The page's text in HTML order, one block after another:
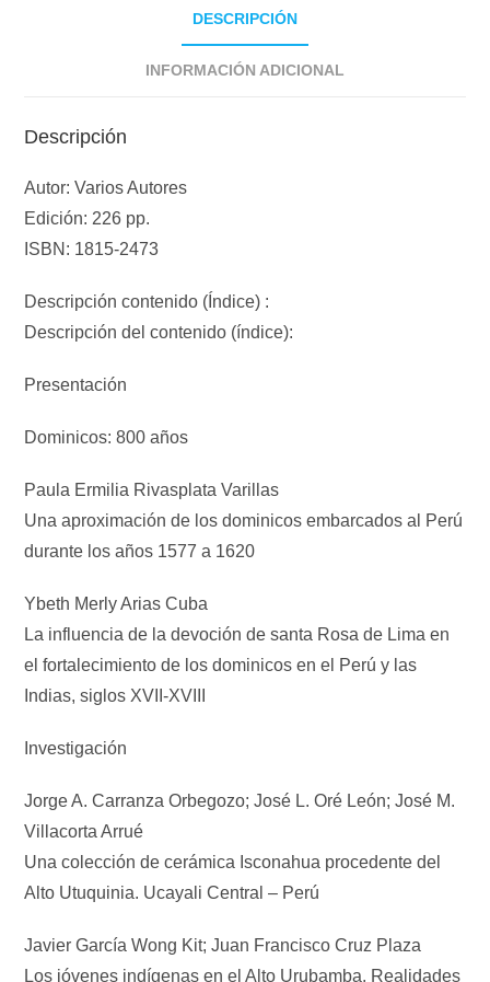
DESCRIPCIÓN
INFORMACIÓN ADICIONAL
Descripción
Autor: Varios Autores
Edición: 226 pp.
ISBN: 1815-2473
Descripción contenido (Índice) :
Descripción del contenido (índice):
Presentación
Dominicos: 800 años
Paula Ermilia Rivasplata Varillas
Una aproximación de los dominicos embarcados al Perú
durante los años 1577 a 1620
Ybeth Merly Arias Cuba
La influencia de la devoción de santa Rosa de Lima en
el fortalecimiento de los dominicos en el Perú y las
Indias, siglos XVII-XVIII
Investigación
Jorge A. Carranza Orbegozo; José L. Oré León; José M.
Villacorta Arrué
Una colección de cerámica Isconahua procedente del
Alto Utuquinia. Ucayali Central – Perú
Javier García Wong Kit; Juan Francisco Cruz Plaza
Los jóvenes indígenas en el Alto Urubamba. Realidades